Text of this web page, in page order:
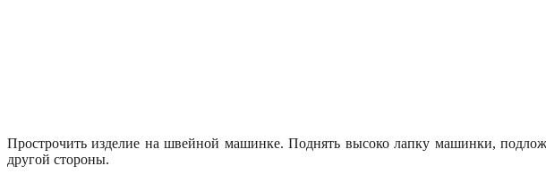
Прострочить изделие на швейной машинке. Поднять высоко лапку машинки,
другой стороны.